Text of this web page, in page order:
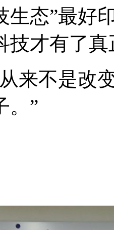
生态”最好
技才有了
来不是改
。”